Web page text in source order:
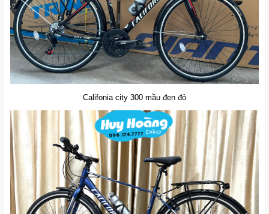
Califonia city 300 mầu đen đỏ